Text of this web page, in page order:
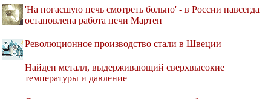
'На погасшую печь смотреть больно' - в России навсегда
остановлена работа печи Мартен
Революционное производство стали в Швеции
Найден металл, выдерживающий сверхвысокие
температуры и давление